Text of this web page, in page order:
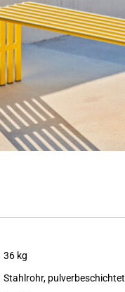
36 kg
Stahlrohr, pulverbeschichtet